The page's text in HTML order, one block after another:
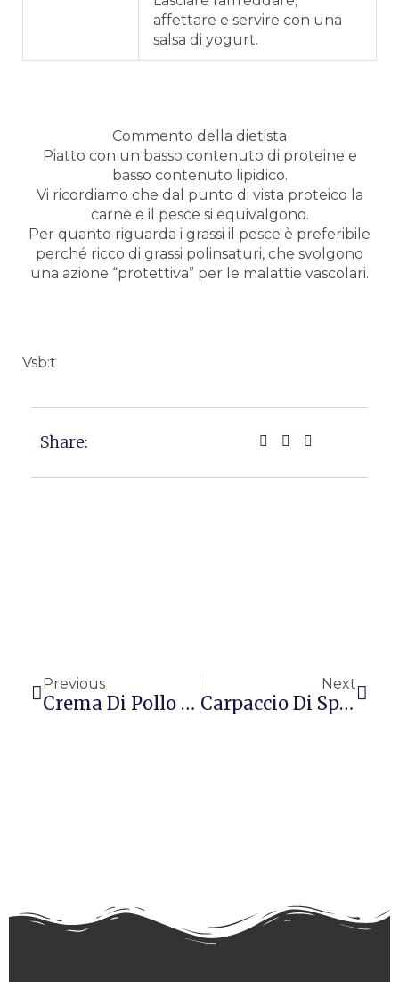
affettare e servire con una
salsa di yogurt.
Commento della dietista
Piatto con un basso contenuto di proteine e
basso contenuto lipidico.
Vi ricordiamo che dal punto di vista proteico la
carne e il pesce si equivalgono.
Per quanto riguarda i grassi il pesce è preferibile
perché ricco di grassi polinsaturi, che svolgono
una azione “protettiva” per le malattie vascolari.
Vsb:t
Share:
Previous
Crema Di Pollo Al Timo E Curry
Next
Carpaccio Di Spada Alle Zucchine